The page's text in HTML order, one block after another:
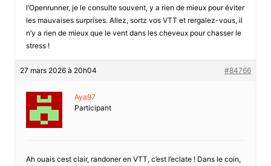
l’Openrunner, je le consulte souvent, y a rien de mieux pour éviter
les mauvaises surprises. Allez, sortz vos VTT et rergalez-vous, il
n’y a rien de mieux que le vent dans les cheveux pour chasser le
stress !
27 mars 2026 à 20h04 #84766
Aya97
Participant
Ah ouais cest clair, randoner en VTT, c’est l’eclate ! Dans le coin,